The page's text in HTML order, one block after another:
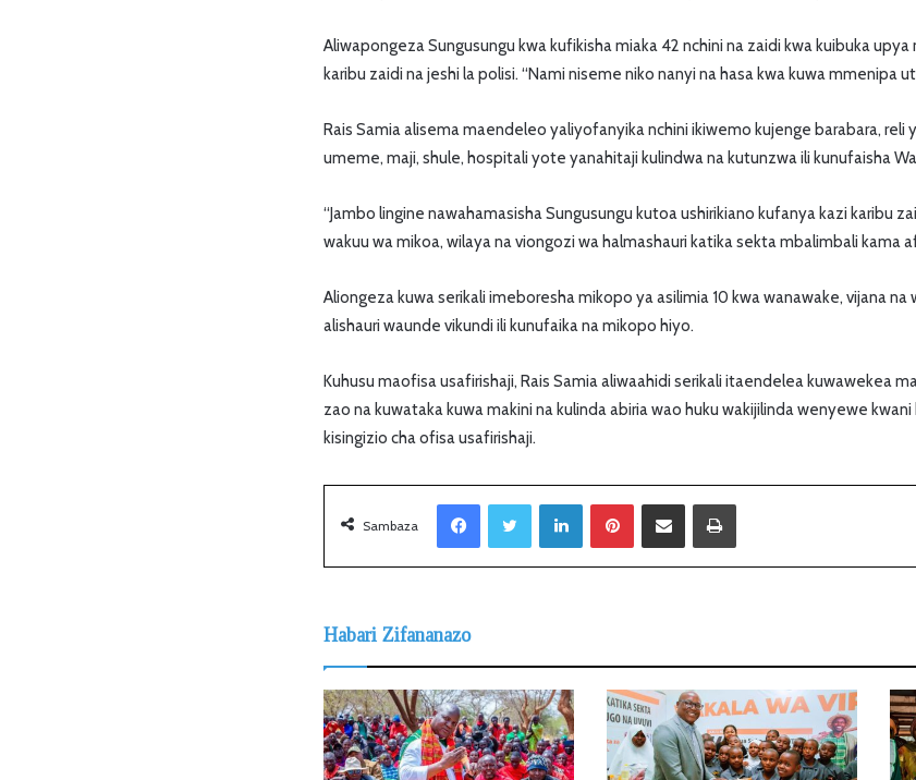
Aliwapongeza Sungusungu kwa kufikisha miaka 42 nchini na zaidi kwa kuibuka upya
karibu zaidi na jeshi la polisi. “Nami niseme niko nanyi na hasa kwa kuwa mmenipa
Rais Samia alisema maendeleo yaliyofanyika nchini ikiwemo kujenge barabara, reli
umeme, maji, shule, hospitali yote yanahitaji kulindwa na kutunzwa ili kunufaisha
“Jambo lingine nawahamasisha Sungusungu kutoa ushirikiano kufanya kazi karibu
wakuu wa mikoa, wilaya na viongozi wa halmashauri katika sekta mbalimbali kama
Aliongeza kuwa serikali imeboresha mikopo ya asilimia 10 kwa wanawake, vijana
alishauri waunde vikundi ili kunufaika na mikopo hiyo.
Kuhusu maofisa usafirishaji, Rais Samia aliwaahidi serikali itaendelea kuwawekea
zao na kuwataka kuwa makini na kulinda abiria wao huku wakijilinda wenyewe
kisingizio cha ofisa usafirishaji.
Sambaza
LinkedIn Sambaza kupitia barua pepe
Habari Zifananazo